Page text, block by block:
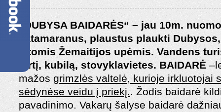
„DUBYSA BAIDARĖS“ – jau 10m.
katamaranus, plaustus plaukti
kitomis Žemaitijos upėmis. Vandens
pirtį, kubilą, stovyklavietes. BAIDARĖ
mažos grimzlės valtelė, kurioje irkluotojai
sėdynėse veidu į priekį.. Žodis baidarė
pavadinimo. Vakarų šalyse baidarė